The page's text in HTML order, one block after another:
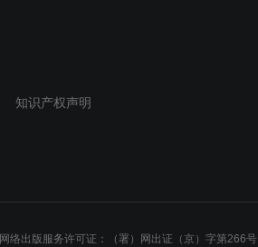
知识产权声明
网络出版服务许可证：（署）网出证（京）字第266号